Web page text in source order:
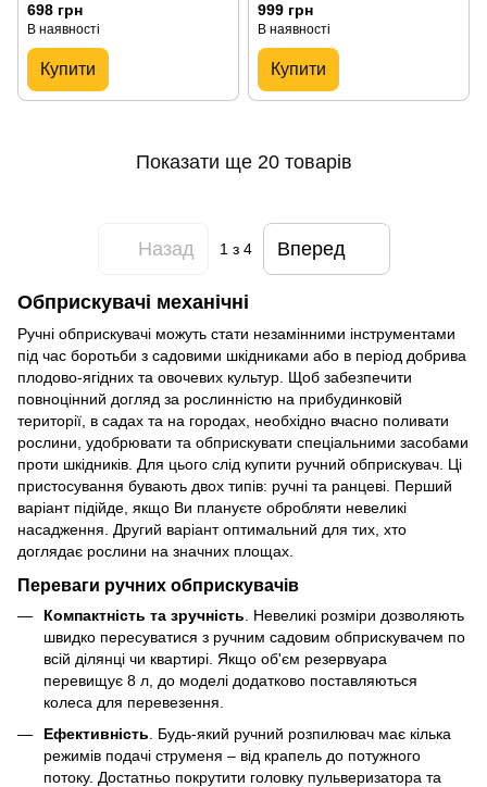
698 грн
В наявності
Купити
999 грн
В наявності
Купити
Показати ще 20 товарів
Назад 1 з 4 Вперед
Обприскувачі механічні
Ручні обприскувачі можуть стати незамінними інструментами
під час боротьби з садовими шкідниками або в період добрива
плодово-ягідних та овочевих культур. Щоб забезпечити
повноцінний догляд за рослинністю на прибудинковій
території, в садах та на городах, необхідно вчасно поливати
рослини, удобрювати та обприскувати спеціальними засобами
проти шкідників. Для цього слід купити ручний обприскувач. Ці
пристосування бувають двох типів: ручні та ранцеві. Перший
варіант підійде, якщо Ви плануєте обробляти невеликі
насадження. Другий варіант оптимальний для тих, хто
доглядає рослини на значних площах.
Переваги ручних обприскувачів
Компактність та зручність. Невеликі розміри дозволяють
швидко пересуватися з ручним садовим обприскувачем по
всій ділянці чи квартирі. Якщо об'єм резервуара
перевищує 8 л, до моделі додатково поставляються
колеса для перевезення.
Ефективність . Будь-який ручний розпилювач має кілька
режимів подачі струменя – від крапель до потужного
потоку. Достатньо покрутити головку пульверизатора та